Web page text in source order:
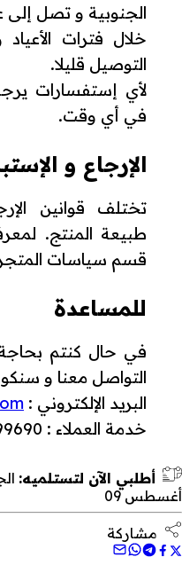
الجنوبية و تصل
خلال فترات
التوصيل قليلا.
لأي إستفسارات
في أي وقت.
الإرجاع و
تختلف قوانين
طبيعة المنتج.
قسم سياسات
للمساعدة
في حال كنتم
التواصل معنا و
البريد الإلكتروني :
خدمة العملاء : 0770899690
أطلبي الآن لتستلميه:
أغسطس 09
مشاركة